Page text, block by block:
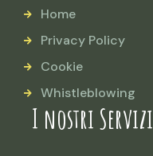
Home
Privacy Policy
Cookie
Whistleblowing
I nostri Servizi